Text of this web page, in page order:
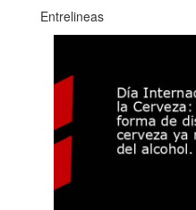
Entrelineas